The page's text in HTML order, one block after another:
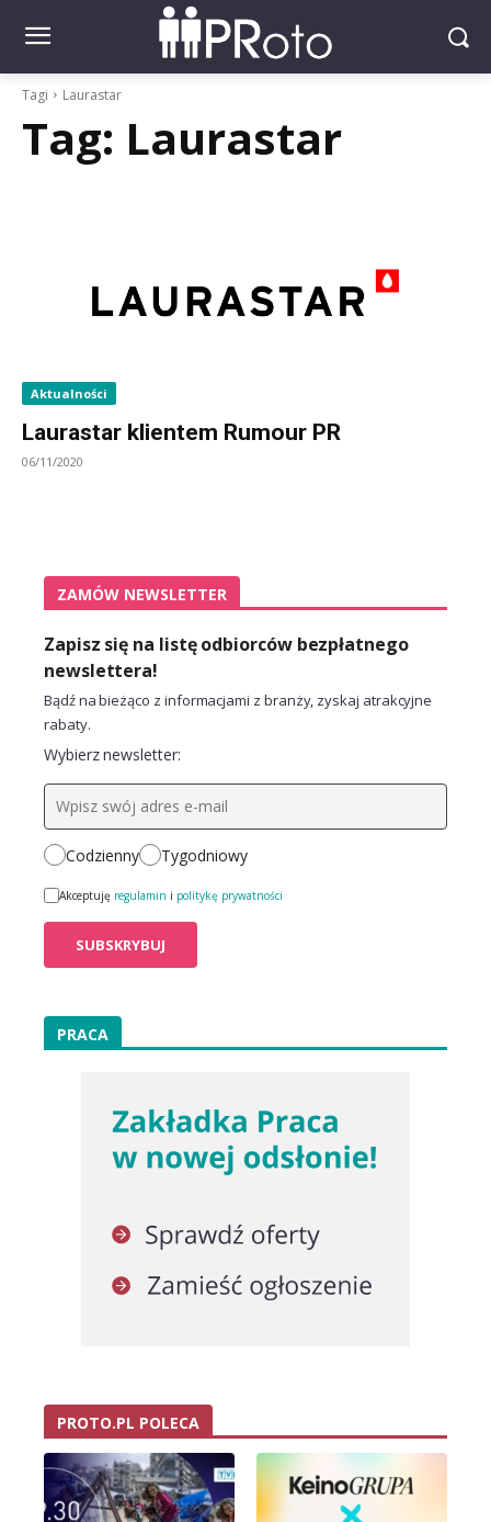
Tagi Laurastar
Tag: Laurastar
Aktualności
Laurastar klientem Rumour PR
06/11/2020
ZAMÓW NEWSLETTER
Zapisz się na listę odbiorców bezpłatnego
newslettera!
Bądź na bieżąco z informacjami z branży, zyskaj atrakcyjne
rabaty.
Wybierz newsletter:
Codzienny Tygodniowy
Akceptuję regulamin i politykę prywatności
PRACA
PROTO.PL POLECA